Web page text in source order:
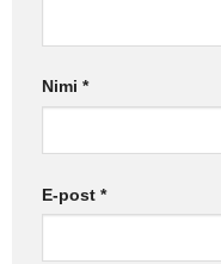
Nimi *
E-post *